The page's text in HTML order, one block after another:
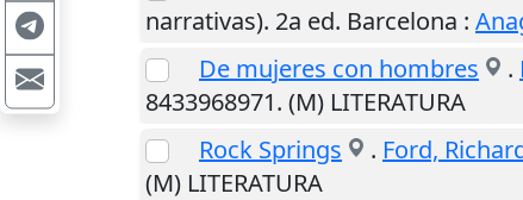
narrativas). 2a ed. Barcelona :
De mujeres con hombres
.
8433968971. (M) LITERATURA
Rock Springs
. Ford,
(M) LITERATURA